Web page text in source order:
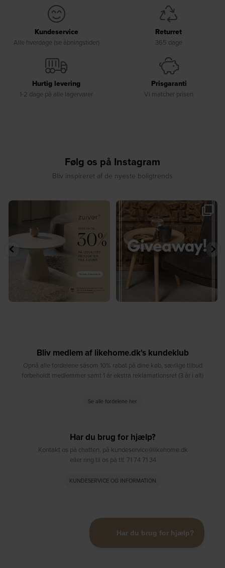
Kundeservice
Alle hverdage (se åbningstider)
Returret
365 dage
Hurtig levering
1-2 dage på alle lagervarer
Prisgaranti
Vi matcher prisen
Følg os på Instagram
Bliv inspireret af de nyeste boligtrends
Vind det stilfulde Sasha ...
256
☀️ Sommerens favorit til terrassen ☀️⁠
...
0
Bliv medlem af likehome.dk's kundeklub
Opnå alle fordelene såsom 10% rabat på dine køb, særlige tilbud
forbeholdt medlemmer samt 1 år ekstra reklamationsret (3 år i alt)
Se alle fordelene her
Har du brug for hjælp?
Kontakt os på chatten, på kundeservice@likehome.dk
eller ring til os på tlf. 71 74 71 34
KUNDESERVICE OG INFORMATION